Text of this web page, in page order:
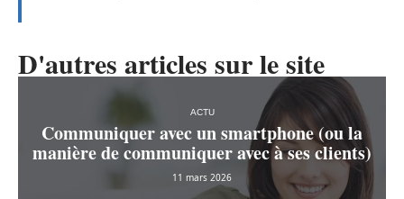
D'autres articles sur le site
ACTU
Communiquer avec un smartphone (ou la
manière de communiquer avec à ses clients)
11 mars 2026